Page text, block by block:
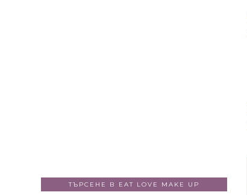
ТЪРСЕНЕ В EAT LOVE MAKE UP